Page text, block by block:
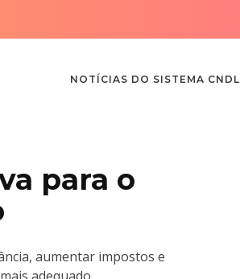
NOTÍCIAS DO SISTEMA CNDL
para o
aumentar impostos e